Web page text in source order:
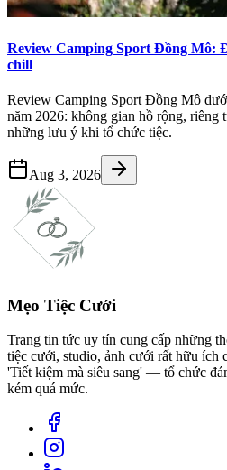
Review Camping Sport Đồng Mô:
chill
Review Camping Sport Đồng Mô
năm 2026: không gian hồ rộng, riêng
những lưu ý khi tổ chức tiệc.
Aug 3, 2026
Mẹo Tiệc Cưới
Trang tin tức uy tín cung cấp những
tiệc cưới, studio, ảnh cưới rất hữu ích
'Tiết kiệm mà siêu sang' — tổ chức
kém quá mức.